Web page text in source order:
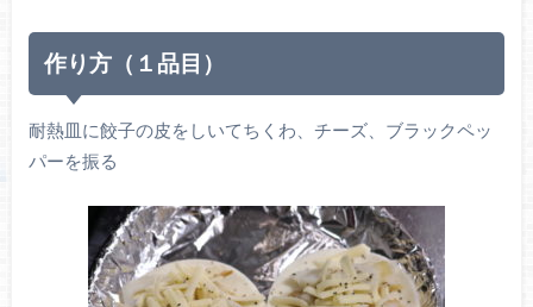
作り方（１品目）
耐熱皿に餃子の皮をしいてちくわ、チーズ、ブラックペッ
パーを振る